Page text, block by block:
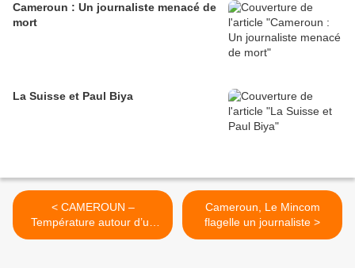
Cameroun : Un journaliste menacé de
mort
La Suisse et Paul Biya
< CAMEROUN –
Température autour d’un
remaniement ministériel
Cameroun, Le Mincom
flagelle un journaliste >